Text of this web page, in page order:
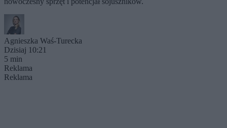
Agnieszka Waś-Turecka
Dzisiaj 10:21
5 min
Reklama
Reklama